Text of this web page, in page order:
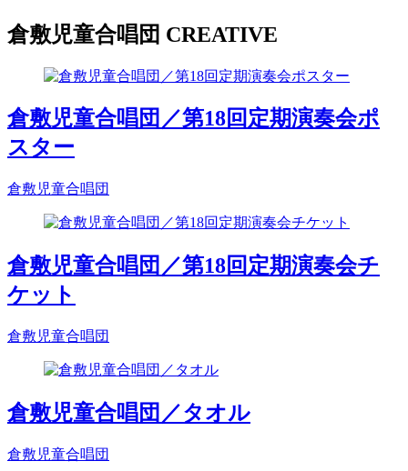
倉敷児童合唱団 CREATIVE
倉敷児童合唱団／第18回定期演奏会ポ
スター
倉敷児童合唱団
倉敷児童合唱団／第18回定期演奏会チ
ケット
倉敷児童合唱団
倉敷児童合唱団／タオル
倉敷児童合唱団